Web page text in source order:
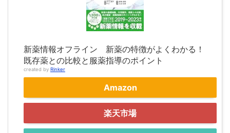
新薬情報オフライン 新薬の特徴がよくわかる！
既存薬との比較と服薬指導のポイント
created by Rinker
Amazon
楽天市場